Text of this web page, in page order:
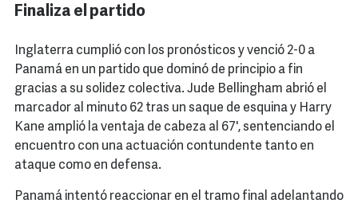
Finaliza el partido
Inglaterra cumplió con los pronósticos y venció 2-0 a
Panamá en un partido que dominó de principio a fin
gracias a su solidez colectiva. Jude Bellingham abrió el
marcador al minuto 62 tras un saque de esquina y Harry
Kane amplió la ventaja de cabeza al 67', sentenciando el
encuentro con una actuación contundente tanto en
ataque como en defensa.
Panamá intentó reaccionar en el tramo final adelantando